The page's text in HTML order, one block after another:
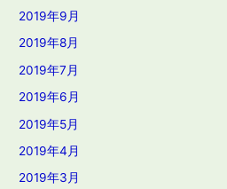
2019年9月
2019年8月
2019年7月
2019年6月
2019年5月
2019年4月
2019年3月